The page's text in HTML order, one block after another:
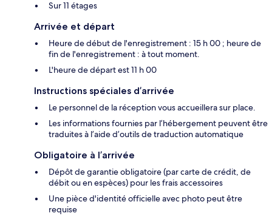
Sur 11 étages
Arrivée et départ
Heure de début de l'enregistrement : 15 h 00 ; heure de
fin de l'enregistrement : à tout moment.
L'heure de départ est 11 h 00
Instructions spéciales d’arrivée
Le personnel de la réception vous accueillera sur place.
Les informations fournies par l’hébergement peuvent être
traduites à l’aide d’outils de traduction automatique
Obligatoire à l’arrivée
Dépôt de garantie obligatoire (par carte de crédit, de
débit ou en espèces) pour les frais accessoires
Une pièce d'identité officielle avec photo peut être
requise